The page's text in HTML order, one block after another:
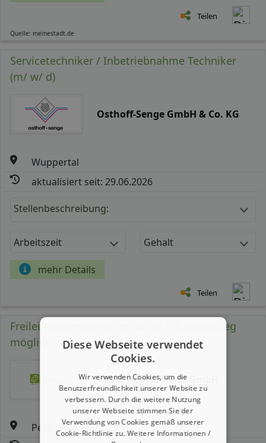
Teilen
Quelle: meinestadt.de
Servicetechniker / Inbetriebnahme Techniker
(m/ w/ d)
Osthoff-Senge GmbH & Co. KG
Wuppertal
aktualisiert seit: 29.06.2026
Stellenbeschreibung:
Arbeitszeit Gehalt
mehr Details
Teilen
Freileitungsmonteur (m/ w/ d) - Quereinstieg
möglich!
VINCI Deutschland GmbH
Perlesreut
Diese Webseite verwendet
Cookies.
Wir verwenden Cookies, um die
Benutzerfreundlichkeit unserer Website zu
verbessern. Durch die weitere Nutzung
unserer Webseite stimmen Sie der
Verwendung von Cookies gemäß unserer
Cookie-Richtlinie zu.Weitere Informationen /